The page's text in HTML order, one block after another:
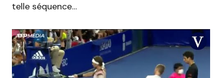
telle séquence…